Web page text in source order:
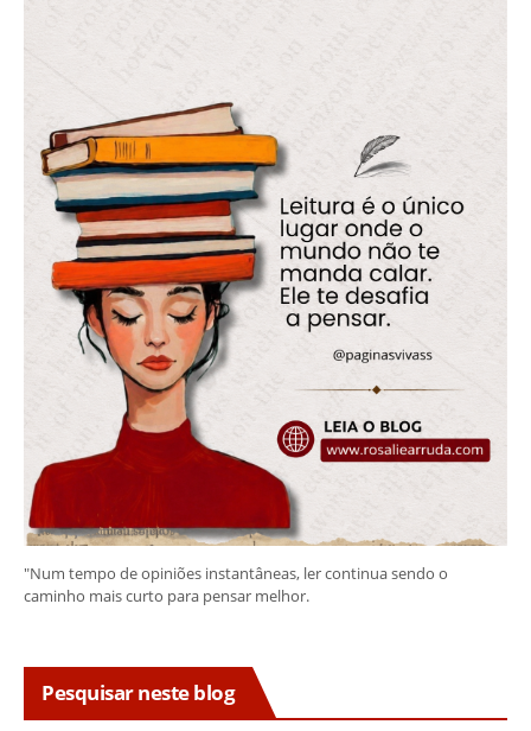
"Num tempo de opiniões instantâneas, ler continua sendo o
caminho mais curto para pensar melhor.
Pesquisar neste blog